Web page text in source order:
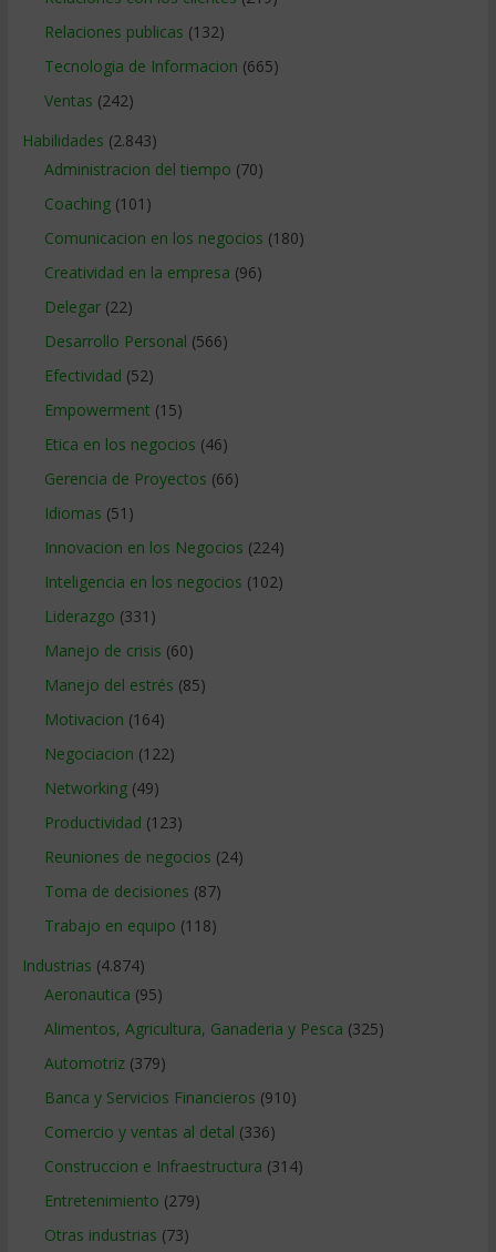
Relaciones publicas (132)
Tecnologia de Informacion (665)
Ventas (242)
Habilidades (2.843)
Administracion del tiempo (70)
Coaching(101)
Comunicacion en los negocios (180)
Creatividad en la empresa (96)
Delegar(22)
Desarrollo Personal (566)
Efectividad (52)
Empowerment (15)
Etica en los negocios (46)
Gerencia de Proyectos (66)
Idiomas (51)
Innovacion en los Negocios (224)
Inteligencia en los negocios (102)
Liderazgo (331)
Manejo de crisis (60)
Manejo del estrés (85)
Motivacion (164)
Negociacion (122)
Networking(49)
Productividad (123)
Reuniones de negocios (24)
Toma de decisiones (87)
Trabajo en equipo (118)
Industrias (4.874)
Aeronautica (95)
Alimentos, Agricultura, Ganaderia y Pesca (325)
Automotriz(379)
Banca y Servicios Financieros (910)
Comercio y ventas al detal (336)
Construccion e Infraestructura (314)
Entretenimiento (279)
Otras industrias (73)